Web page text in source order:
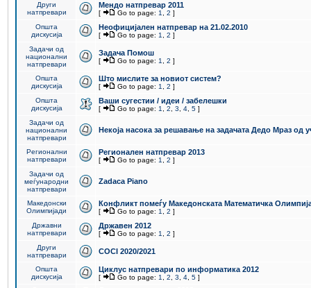
Други
натпревари
Мендо натпревар 2011
[ Go to page: 1 2 ]
Општа
дискусија
Неофицијален натпревар на 21.02.2010
[ Go to page: 1 2 ]
Задачи од
национални
натпревари
Задача Помош
[ Go to page: 1 2 ]
Општа
дискусија
Што мислите за новиот систем?
[ Go to page: 1 2 ]
Општа
дискусија
Ваши сугестии / идеи / забелешки
[ Go to page: 1 2 3 4 5 ]
Задачи од
национални
натпревари
Некоја насока за решавање на задачата Дедо Мраз од
Регионални
натпревари
Регионален натпревар 2013
[ Go to page: 1 2 ]
Задачи од
меѓународни
натпревари
Zadaca Piano
Македонски
Олимпијади
Конфликт помеѓу Македонската Математичка
[ Go to page: 1 2 ]
Државни
натпревари
Државен 2012
[ Go to page: 1 2 ]
Други
натпревари
COCI 2020/2021
Општа
дискусија
Циклус натпревари по информатика 2012
[ Go to page: 1 2 3 4 5 ]